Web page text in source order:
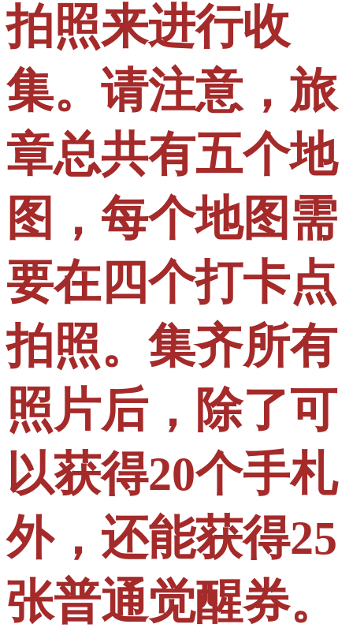
拍照来进行收
集。请注意，旅
章总共有五个地
图，每个地图需
要在四个打卡点
拍照。集齐所有
照片后，除了可
以获得20个手札
外，还能获得25
张普通觉醒券。